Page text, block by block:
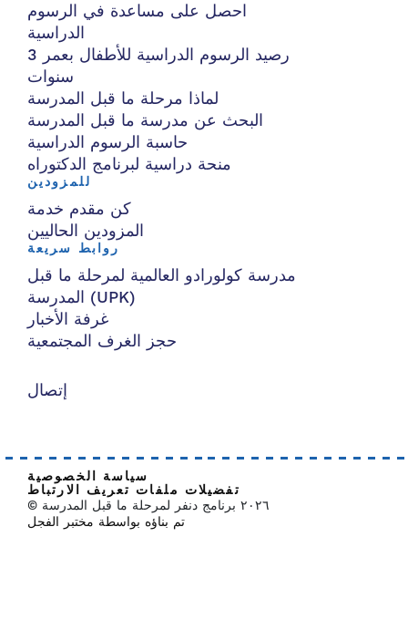
احصل على مساعدة في الرسوم
الدراسية
رصيد الرسوم الدراسية للأطفال بعمر 3
سنوات
لماذا مرحلة ما قبل المدرسة
البحث عن مدرسة ما قبل المدرسة
حاسبة الرسوم الدراسية
منحة دراسية لبرنامج الدكتوراه
للمزودين
كن مقدم خدمة
المزودين الحاليين
روابط سريعة
مدرسة كولورادو العالمية لمرحلة ما قبل
المدرسة (UPK)
غرفة الأخبار
حجز الغرف المجتمعية
إتصال
سياسة الخصوصية
تفضيلات ملفات تعريف الارتباط
© ٢٠٢٦ برنامج دنفر لمرحلة ما قبل المدرسة
تم بناؤه بواسطة مختبر الفجل